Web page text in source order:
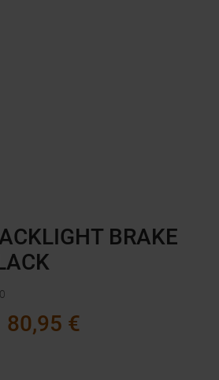
BRAKE
80,95 €